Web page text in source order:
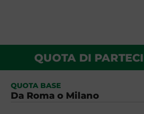
QUOTA DI
QUOTA BASE
Da Roma o Milano